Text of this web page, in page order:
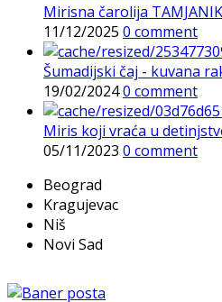
Mirisna čarolija
11/12/2025 0 comment
Šumadijski čaj - kuvana
19/02/20240 comment
Miris koji vraća u
05/11/2023 0 comment
Beograd
Kragujevac
Niš
Novi Sad